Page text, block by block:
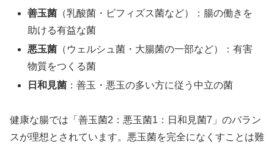
善玉菌 （乳酸菌・ビフィズス菌など）：腸の働きを
助ける有益な菌
悪玉菌 （ウェルシュ菌・大腸菌の一部など）：有害
物質をつくる菌
日和見菌 ：善玉・悪玉の多い方に従う中立の菌
健康な腸では「善玉菌2：悪玉菌1：日和見菌7」のバラン
スが理想とされています。悪玉菌を完全になくすことは難